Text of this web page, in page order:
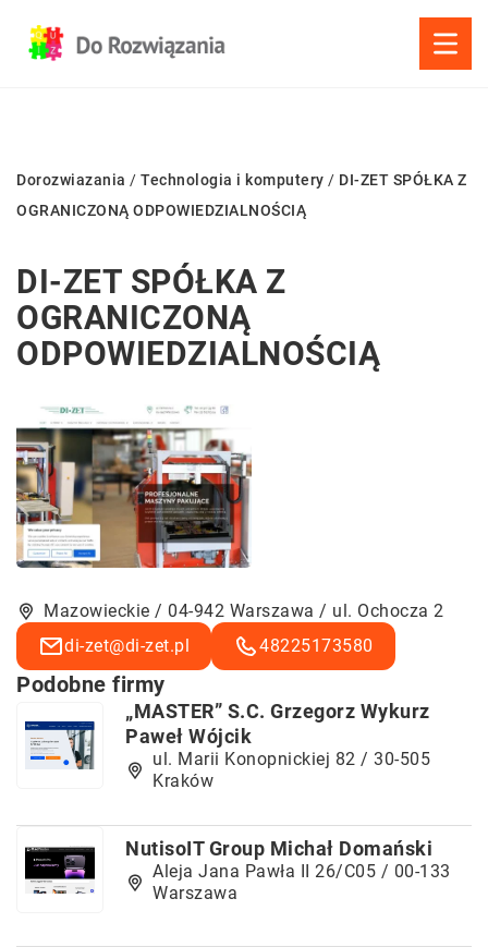
Dorozwiazania / Technologia i komputery / DI-ZET SPÓŁKA Z
OGRANICZONĄ ODPOWIEDZIALNOŚCIĄ
DI-ZET SPÓŁKA Z
OGRANICZONĄ
ODPOWIEDZIALNOŚCIĄ
Mazowieckie / 04-942 Warszawa / ul. Ochocza 2
di-zet@di-zet.pl
48225173580
Podobne firmy
„MASTER” S.C. Grzegorz Wykurz
Paweł Wójcik
ul. Marii Konopnickiej 82 / 30-505
Kraków
NutisoIT Group Michał Domański
Aleja Jana Pawła II 26/C05 / 00-133
Warszawa